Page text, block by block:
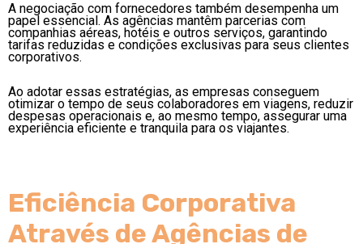
A negociação com fornecedores também desempenha um
papel essencial. As agências mantêm parcerias com
companhias aéreas, hotéis e outros serviços, garantindo
tarifas reduzidas e condições exclusivas para seus clientes
corporativos.
Ao adotar essas estratégias, as empresas conseguem
otimizar o tempo de seus colaboradores em viagens, reduzir
despesas operacionais e, ao mesmo tempo, assegurar uma
experiência eficiente e tranquila para os viajantes.
Eficiência Corporativa
Através de Agências de